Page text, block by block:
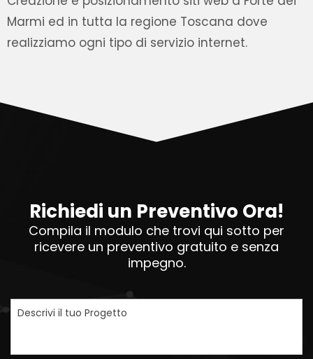
Marmi ed in tutta la regione Toscana dove
realizziamo ogni tipo di servizio internet.
Richiedi un Preventivo Ora!
Compila il modulo che trovi qui sotto per
ricevere un preventivo gratuito e senza
impegno.
Descrivi il tuo Progetto